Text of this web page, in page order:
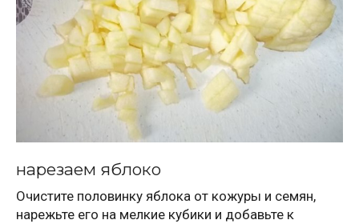
нарезаем яблоко
Очистите половинку яблока от кожуры и семян,
нарежьте его на мелкие кубики и добавьте к